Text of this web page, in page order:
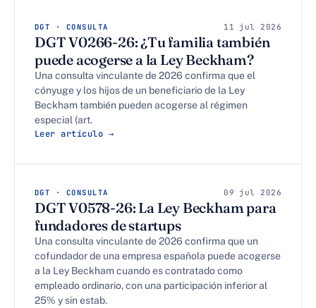
DGT · CONSULTA 11 jul 2026
DGT V0266-26: ¿Tu familia también
puede acogerse a la Ley Beckham?
Una consulta vinculante de 2026 confirma que el
cónyuge y los hijos de un beneficiario de la Ley
Beckham también pueden acogerse al régimen
especial (art.
Leer artículo →
DGT · CONSULTA 09 jul 2026
DGT V0578-26: La Ley Beckham para
fundadores de startups
Una consulta vinculante de 2026 confirma que un
cofundador de una empresa española puede acogerse
a la Ley Beckham cuando es contratado como
empleado ordinario, con una participación inferior al
25% y sin estab.